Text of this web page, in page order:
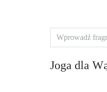
Wprowadź
Joga dla